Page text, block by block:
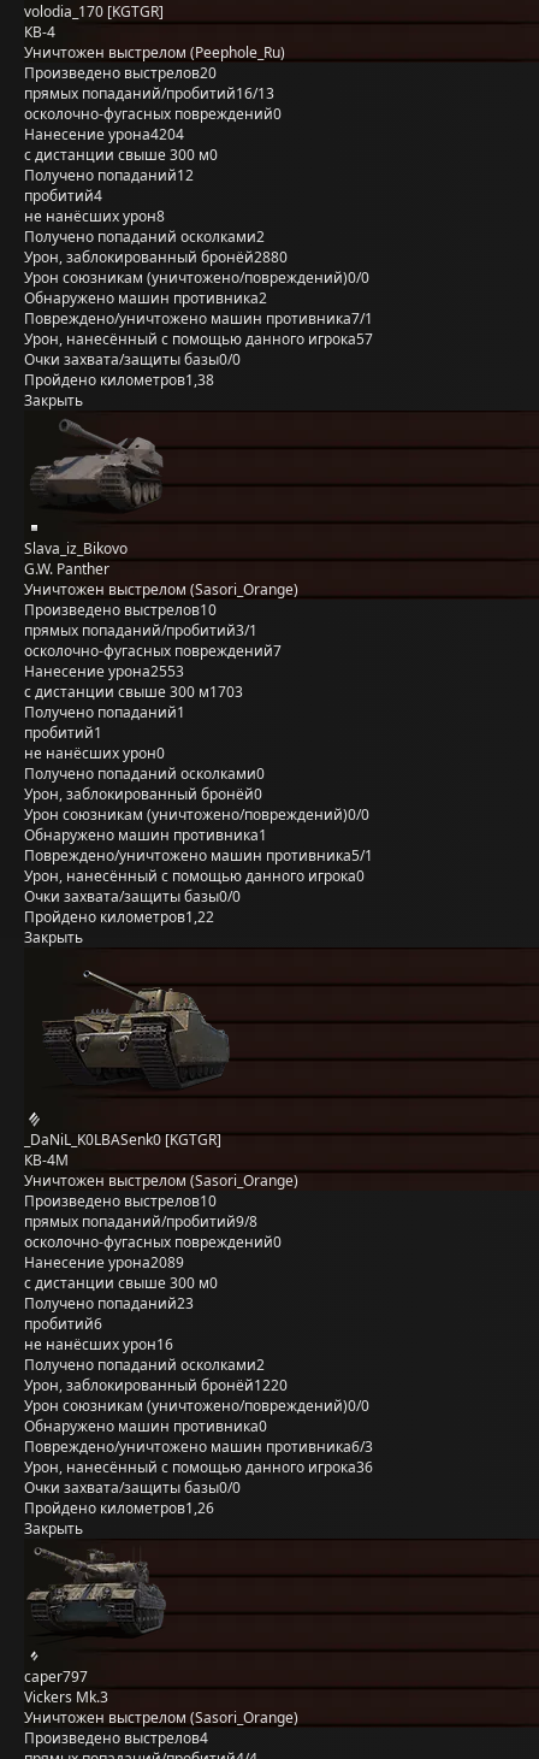
volodia_170 [KGTGR]
КВ-4
Уничтожен выстрелом (Peephole_Ru)
Произведено выстрелов20
прямых попаданий/пробитий16/13
осколочно-фугасных повреждений0
Нанесение урона4204
с дистанции свыше 300 м0
Получено попаданий12
пробитий4
не нанёсших урон8
Получено попаданий осколками2
Урон, заблокированный бронёй2880
Урон союзникам (уничтожено/повреждений)0/0
Обнаружено машин противника2
Повреждено/уничтожено машин противника7/1
Урон, нанесённый с помощью данного игрока57
Очки захвата/защиты базы0/0
Пройдено километров1,38
Закрыть
Slava_iz_Bikovo
G.W. Panther
Уничтожен выстрелом (Sasori_Orange)
Произведено выстрелов10
прямых попаданий/пробитий3/1
осколочно-фугасных повреждений7
Нанесение урона2553
с дистанции свыше 300 м1703
Получено попаданий1
пробитий1
не нанёсших урон0
Получено попаданий осколками0
Урон, заблокированный бронёй0
Урон союзникам (уничтожено/повреждений)0/0
Обнаружено машин противника1
Повреждено/уничтожено машин противника5/1
Урон, нанесённый с помощью данного игрока0
Очки захвата/защиты базы0/0
Пройдено километров1,22
Закрыть
_DaNiL_K0LBASenk0 [KGTGR]
КВ-4М
Уничтожен выстрелом (Sasori_Orange)
Произведено выстрелов10
прямых попаданий/пробитий9/8
осколочно-фугасных повреждений0
Нанесение урона2089
с дистанции свыше 300 м0
Получено попаданий23
пробитий6
не нанёсших урон16
Получено попаданий осколками2
Урон, заблокированный бронёй1220
Урон союзникам (уничтожено/повреждений)0/0
Обнаружено машин противника0
Повреждено/уничтожено машин противника6/3
Урон, нанесённый с помощью данного игрока36
Очки захвата/защиты базы0/0
Пройдено километров1,26
Закрыть
caper797
Vickers Mk.3
Уничтожен выстрелом (Sasori_Orange)
Произведено выстрелов4